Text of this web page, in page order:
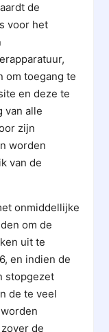
de
voor het
om toegang te
en deze te
van alle
zijn
worden
van de
onmiddellijke
om de
uit te
en indien de
stopgezet
de te veel
de